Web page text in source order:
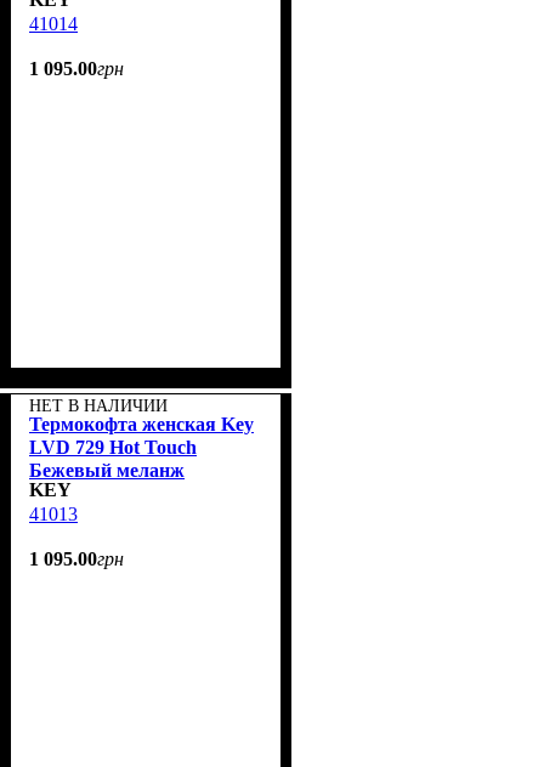
41014
1 095.00грн
НЕТ В НАЛИЧИИ
Термокофта женская Key
LVD 729 Hot Touch
Бежевый меланж
KEY
41013
1 095.00грн